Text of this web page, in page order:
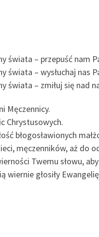
świata – przepuść nam
świata – wysłuchaj nas
świata – zmiłuj się nad
Męczennicy.
Chrystusowych.
błogosławionych
męczenników, aż do
Twemu słowu,
głosiły